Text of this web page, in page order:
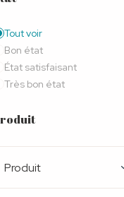
Tout voir
Bon état
État satisfaisant
Très bon état
Produit